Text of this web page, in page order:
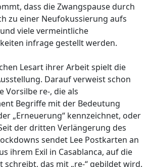
dass die Zwangspause durch
zu einer Neufokussierung aufs
viele vermeintliche
infrage gestellt werden.
Lesart ihrer Arbeit spielt die
Darauf verweist schon
Vorsilbe re-, die als
Begriffe mit der Bedeutung
„Erneuerung“ kennzeichnet, oder
der dritten Verlängerung des
sendet Lee Postkarten an
ihrem Exil in Casablanca, auf die
schreibt, das mit „re-“ gebildet wird.